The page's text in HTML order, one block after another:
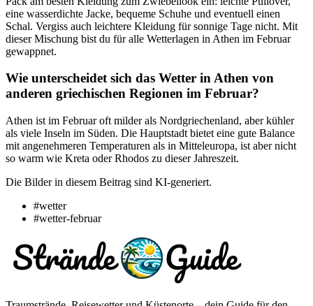
eine wasserdichte Jacke, bequeme Schuhe und eventuell einen
Schal. Vergiss auch leichtere Kleidung für sonnige Tage nicht. Mit
dieser Mischung bist du für alle Wetterlagen in Athen im Februar
gewappnet.
Wie unterscheidet sich das Wetter in Athen von
anderen griechischen Regionen im Februar?
Athen ist im Februar oft milder als Nordgriechenland, aber kühler
als viele Inseln im Süden. Die Hauptstadt bietet eine gute Balance
mit angenehmeren Temperaturen als in Mitteleuropa, ist aber nicht
so warm wie Kreta oder Rhodos zu dieser Jahreszeit.
Die Bilder in diesem Beitrag sind KI-generiert.
#wetter
#wetter-februar